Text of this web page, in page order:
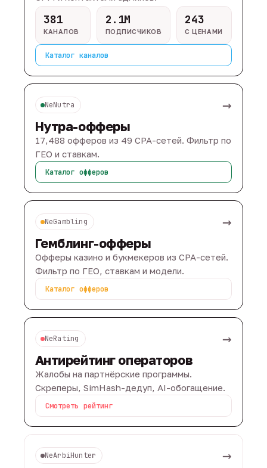
381
КАНАЛОВ
2.1M
ПОДПИСЧИКОВ
243
С ЦЕНАМИ
Каталог каналов
NeNutra →
Нутра-офферы
17,488 офферов из 49 CPA-сетей. Фильтр по
ГЕО и ставкам.
Каталог офферов
NeGambling →
Гемблинг-офферы
Офферы казино и букмекеров из CPA-сетей.
Фильтр по ГЕО, ставкам и модели.
Каталог офферов
NeRating →
Антирейтинг операторов
Жалобы на партнёрские программы.
Скреперы, SimHash-дедуп, AI-обогащение.
Смотреть рейтинг
NeArbiHunter →